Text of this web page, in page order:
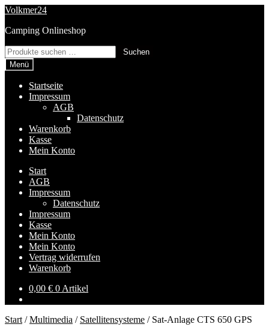
Zur
springen
Zum
springen
Volkmer24
Camping Onlineshop
Suchen
nach:
Suchen
Menü
Startseite
Impressum
AGB
Datenschutz
Warenkorb
Kasse
Mein Konto
Start
AGB
Impressum
Datenschutz
Impressum
Kasse
Mein Konto
Mein Konto
Vertrag widerrufen
Warenkorb
0,00 € 0 Artikel
Start /Multimedia / Satellitensysteme / Sat-Anlage CTS 650 GPS